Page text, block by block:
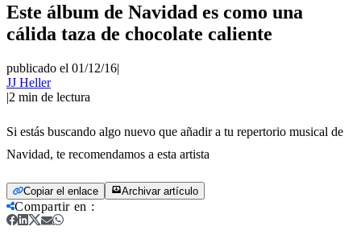
Este álbum de Navidad es como una
cálida taza de chocolate caliente
publicado el 01/12/16|
JJ Heller
|2 min de lectura
Si estás buscando algo nuevo que añadir a tu repertorio musical de
Navidad, te recomendamos a esta artista
Copiar el enlace Archivar artículo
Compartir en :